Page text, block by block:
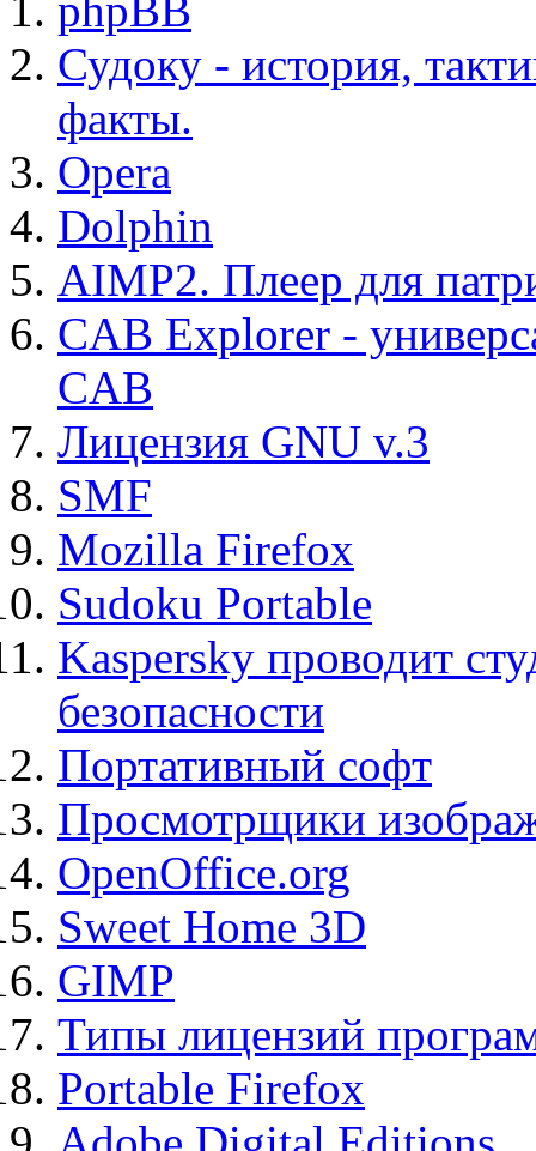
phpBB
Судоку - история,
факты.
Opera
Dolphin
AIMP2. Плеер для
CAB Explorer -
CAB
Лицензия GNU v.3
SMF
Mozilla Firefox
Sudoku Portable
Kaspersky проводит
безопасности
Портативный софт
Просмотрщики
OpenOffice.org
Sweet Home 3D
GIMP
Типы лицензий
Portable Firefox